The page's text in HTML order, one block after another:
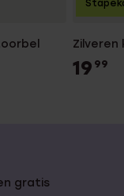
19 99
gratis